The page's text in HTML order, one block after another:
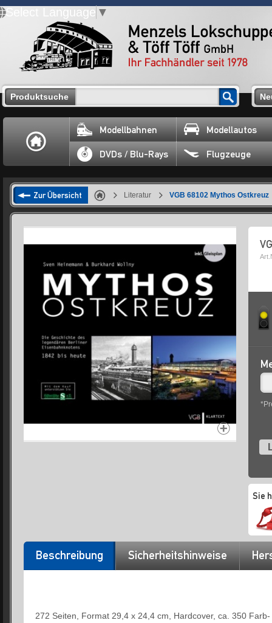
Select Language ▼
Produktsuche
Modellbahnen Modellautos
DVDs / Blu-Rays Flugzeuge
Zur Übersicht Literatur VGB 68102 Mythos Ostkreuz
Sie
Beschreibung Sicherheitshinweise
272 Seiten, Format 29,4 x 24,4 cm, Hardcover, ca. 350